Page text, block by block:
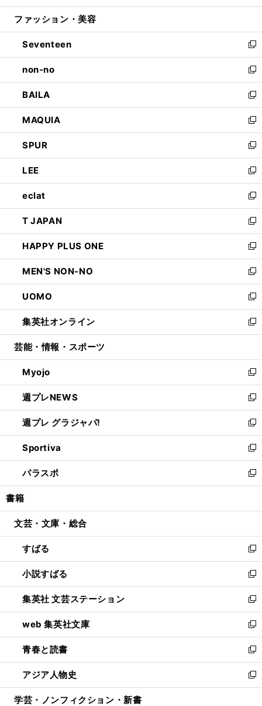
開
ウ
開
く
ン
ウ
で
開
く
ウ
ン
ド
ウ
で
開
く
ファッション・美容
Seventeen
新
し
い
ウ
ィ
ン
ド
ウ
で
開
く
non-no
新
し
い
ウ
ィ
ン
ド
ウ
で
開
く
BAILA
新
し
い
ウ
ィ
ン
ド
ウ
で
開
く
MAQUIA
新
し
い
ウ
ィ
ン
ド
ウ
で
開
く
SPUR
新
し
い
ウ
ィ
ン
ド
ウ
で
開
く
LEE
新
し
い
ウ
ィ
ン
ド
ウ
で
開
く
eclat
新
し
い
ウ
ィ
ン
ド
ウ
で
開
く
T JAPAN
新
し
い
ウ
ィ
ン
ド
ウ
で
開
HAPPY PLUS ONE
新
し
い
ウ
ィ
ン
ド
ウ
開
く
MEN'S NON-NO
新
し
い
ウ
ィ
ン
ウ
で
開
く
UOMO
新
し
い
ウ
ン
ド
ウ
で
開
く
集英社オンライン
新
し
ウ
ィ
ン
ド
ウ
で
開
く
芸能・情報・スポーツ
Myojo
新
し
い
ウ
ィ
ン
ド
ウ
で
開
週プレNEWS
新
し
い
ウ
ィ
ン
ド
ウ
開
週プレ グラジャパ!
新
し
い
ウ
ィ
ン
ウ
開
く
Sportiva
新
し
い
ウ
ン
ウ
で
開
く
パラスポ
新
し
ウ
ン
ド
ウ
で
開
く
書籍
文芸・文庫・総合
すばる
新
し
い
ウ
ィ
ン
ド
ウ
で
開
く
小説すばる
新
し
い
ウ
ィ
ン
ド
ウ
で
開
集英社 文芸ステーション
新
し
い
ウ
ィ
ン
ド
ウ
web 集英社文庫
新
し
い
ウ
ィ
ン
青春と読書
新
し
い
ウ
アジア人物史
新
し
学芸・ノンフィクション・新書